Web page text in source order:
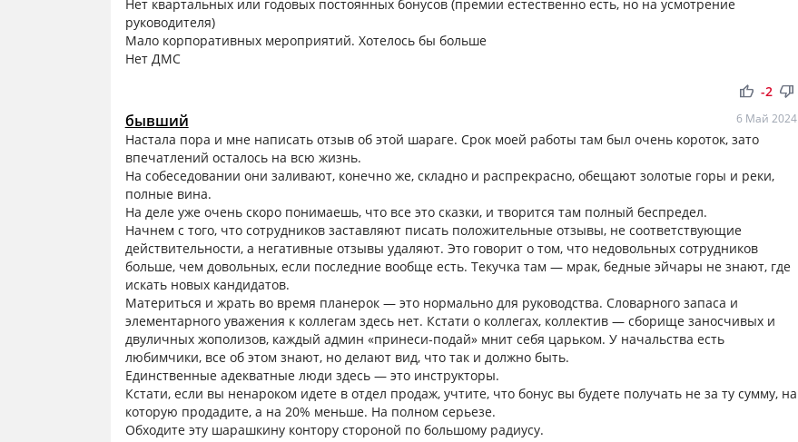
Нет квартальных или годовых постоянных бонусов (премии естественно есть, но на усмотрение
руководителя)
Мало корпоративных мероприятий. Хотелось бы больше
Нет ДМС
thumb_up thumb_down
-2
бывший 6 Май 2024
Настала пора и мне написать отзыв об этой шараге. Срок моей работы там был очень короток, зато
впечатлений осталось на всю жизнь.
На собеседовании они заливают, конечно же, складно и распрекрасно, обещают золотые горы и реки,
полные вина.
На деле уже очень скоро понимаешь, что все это сказки, и творится там полный беспредел.
Начнем с того, что сотрудников заставляют писать положительные отзывы, не соответствующие
действительности, а негативные отзывы удаляют. Это говорит о том, что недовольных сотрудников
больше, чем довольных, если последние вообще есть. Текучка там — мрак, бедные эйчары не знают, где
искать новых кандидатов.
Материться и жрать во время планерок — это нормально для руководства. Словарного запаса и
элементарного уважения к коллегам здесь нет. Кстати о коллегах, коллектив — сборище заносчивых и
двуличных жополизов, каждый админ «принеси-подай» мнит себя царьком. У начальства есть
любимчики, все об этом знают, но делают вид, что так и должно быть.
Единственные адекватные люди здесь — это инструкторы.
Кстати, если вы ненароком идете в отдел продаж, учтите, что бонус вы будете получать не за ту сумму, на
которую продадите, а на 20% меньше. На полном серьезе.
Обходите эту шарашкину контору стороной по большому радиусу.